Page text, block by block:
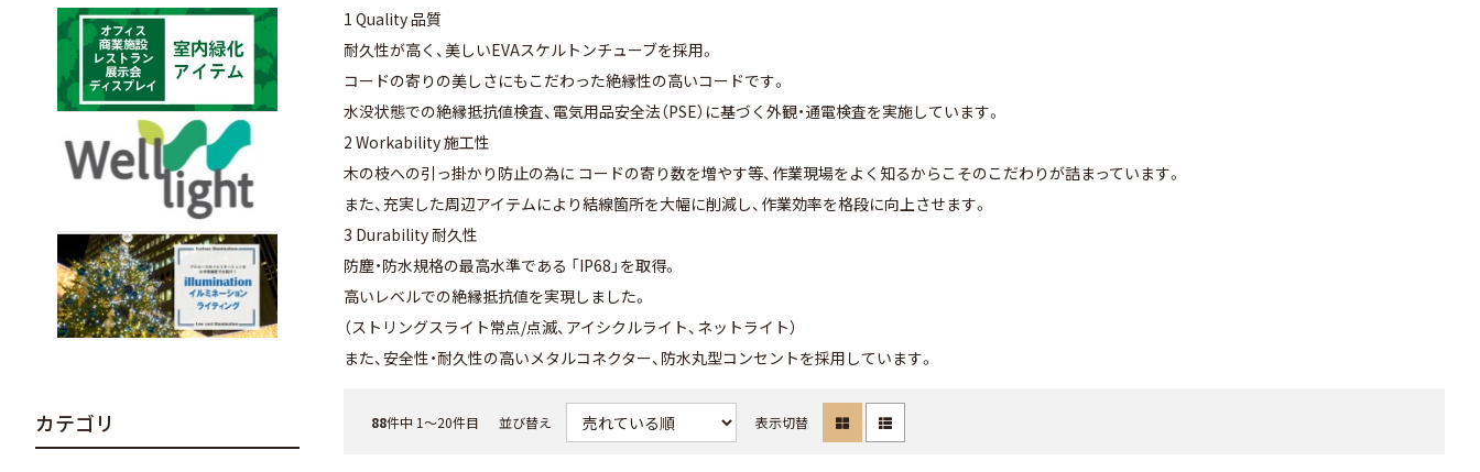
1 Quality 品質
耐久性が高く、美しいEVAスケルトンチューブを採用。
コードの寄りの美しさにもこだわった絶縁性の高いコードです。
水没状態での絶縁抵抗値検査、電気用品安全法（PSE）に基づく外観・通電検査を実施しています。
2 Workability 施工性
木の枝への引っ掛かり防止の為に コードの寄り数を増やす等、作業現場をよく知るからこそのこだわりが詰まっています。
また、充実した周辺アイテムにより結線箇所を大幅に削減し、作業効率を格段に向上させます。
3 Durability 耐久性
防塵・防水規格の最高水準である 「IP68」を取得。
高いレベルでの絶縁抵抗値を実現しました。
（ストリングスライト常点/点滅、アイシクルライト、ネットライト）
また、安全性・耐久性の高いメタルコネクター、防水丸型コンセントを採用しています。
88件中 1〜20件目 並び替え 表示切替
カテゴリ